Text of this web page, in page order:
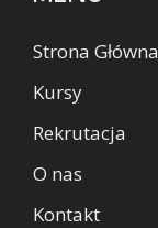
Strona Główna
Kursy
Rekrutacja
O nas
Kontakt